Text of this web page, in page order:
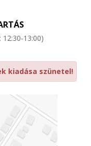
12:30-13:00)
kiadása szünetel!